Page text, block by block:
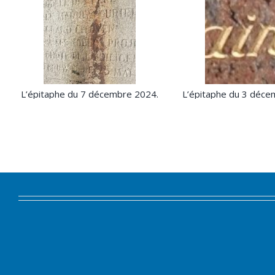
L’épitaphe du 7 décembre 2024. L’épitaphe du 3